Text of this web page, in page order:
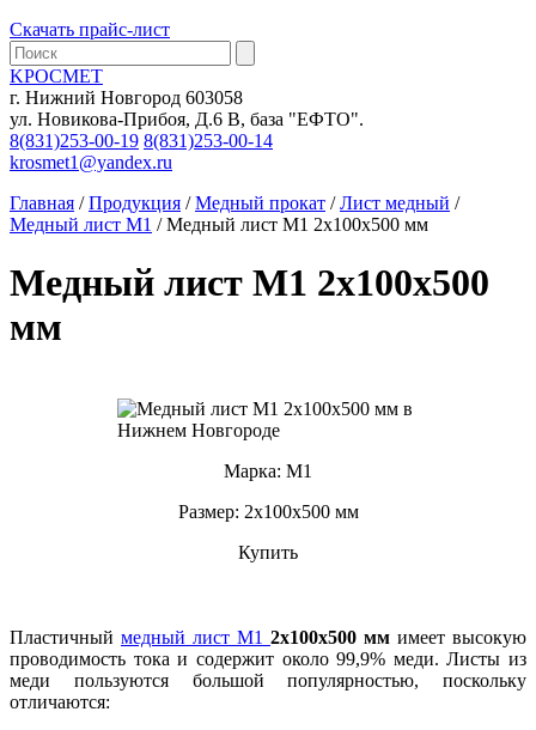
Скачать прайс-лист
KРОСМЕТ
г. Нижний Новгород 603058
ул. Новикова-Прибоя, Д.6 В, база "ЕФТО".
8(831)253-00-19 8(831)253-00-14
krosmet1@yandex.ru
Главная /Продукция /Медный прокат /Лист медный /
Медный лист М1 / Медный лист М1 2х100х500 мм
Медный лист М1 2х100х500
мм
Марка: М1
Размер: 2х100х500 мм
Купить
Пластичный медный лист М1 2х100х500 мм имеет высокую
проводимость тока и содержит около 99,9% меди. Листы из
меди пользуются большой популярностью, поскольку
отличаются: